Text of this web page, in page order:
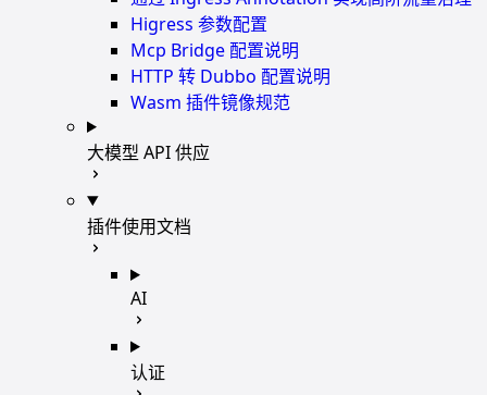
Higress 参数配置
Mcp Bridge 配置说明
HTTP 转 Dubbo 配置说明
Wasm 插件镜像规范
大模型 API 供应
插件使用文档
AI
认证